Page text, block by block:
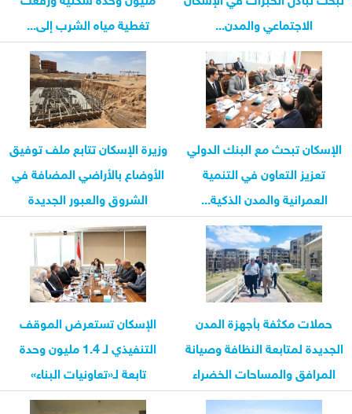
الاجتماعي والمدن...
تغطية مياه الشرب إلى...
الإسكان تبحث مع البنك الدولي
تعزيز التعاون في التنمية
العمرانية والمدن الذكية...
وزيرة الإسكان تتابع ملف توفيق
الأوضاع بالأراضي المضافة في
الشروق والعبور الجديدة
حملات مكثفة بأجهزة المدن
الجديدة لمتابعة النظافة وصيانة
المرافق والمساحات الخضراء
الإسكان تستعرض الموقف
التنفيذي لـ 1.4 مليون وحدة
تابعة لـ«تعاونيات البناء»